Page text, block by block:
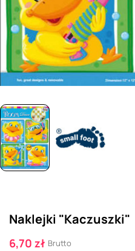
Naklejki "Kaczuszki"
6,70 zł Brutto